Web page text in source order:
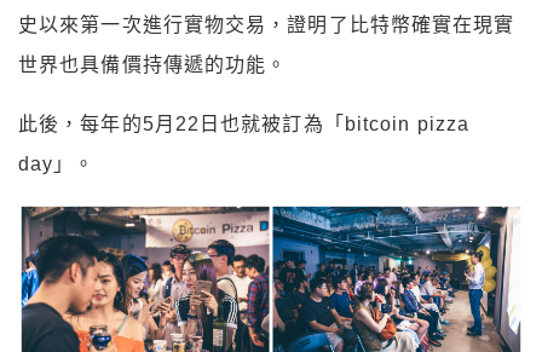
史以來第一次進行實物交易，證明了比特幣確實在現實
世界也具備價持傳遞的功能。
此後，每年的5月 22 日也就被訂為「 bitcoin pizza
day 」。